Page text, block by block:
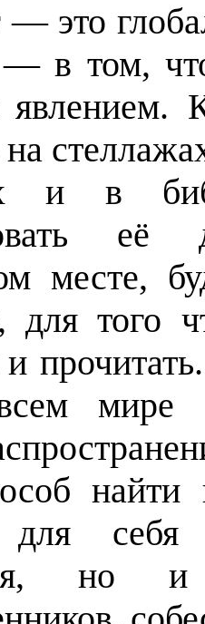
— это
в том,
явлением.
и в
месте,
для того
мире
найти
для
но